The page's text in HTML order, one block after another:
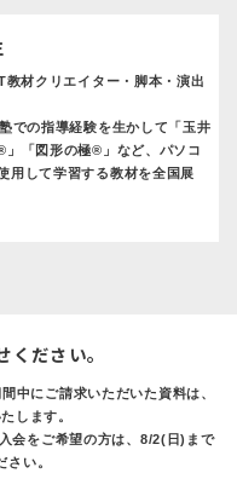
教材クリエイター・脚本・演出
での指導経験を生かして「玉井
」「図形の極®」など、パソコ
用して学習する教材を全国展
ださい。
にご請求いただいた資料は、
します。
会をご希望の方は、8/2(日)まで
さい。